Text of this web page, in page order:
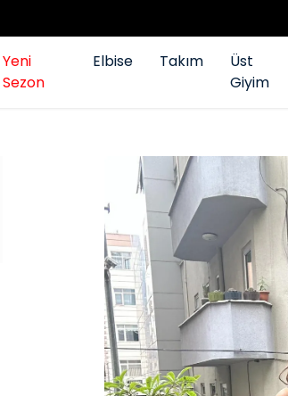
Yeni
Sezon
Elbise Takım
Üst
Giyim